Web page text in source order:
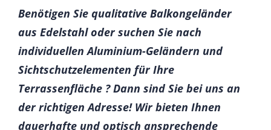
Benötigen Sie qualitative Balkongeländer
aus Edelstahl oder suchen Sie nach
individuellen Aluminium-Geländern und
Sichtschutzelementen für Ihre
Terrassenfläche ? Dann sind Sie bei uns an
der richtigen Adresse! Wir bieten Ihnen
dauerhafte und optisch ansprechende